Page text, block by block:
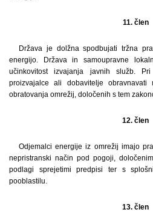
11. člen
Država je dolžna spodbujati tržna
energijo. Država in samoupravne
učinkovitost izvajanja javnih služb.
proizvajalce ali dobavitelje obravnavati
obratovanja omrežij, določenih s tem
12. člen
Odjemalci energije iz omrežij imajo
nepristranski način pod pogoji,
podlagi sprejetimi predpisi ter s
pooblastilu.
13. člen